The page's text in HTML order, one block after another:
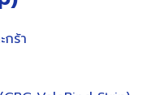
กร้า